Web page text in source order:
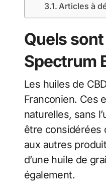
Articles à
Quels
Spectrum
Les huiles de
Franconien. Ces
naturelles, sans
être considérées
aux autres
d’une huile de
également.